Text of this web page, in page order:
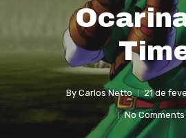
By Carlos Netto 21 de
No Comments